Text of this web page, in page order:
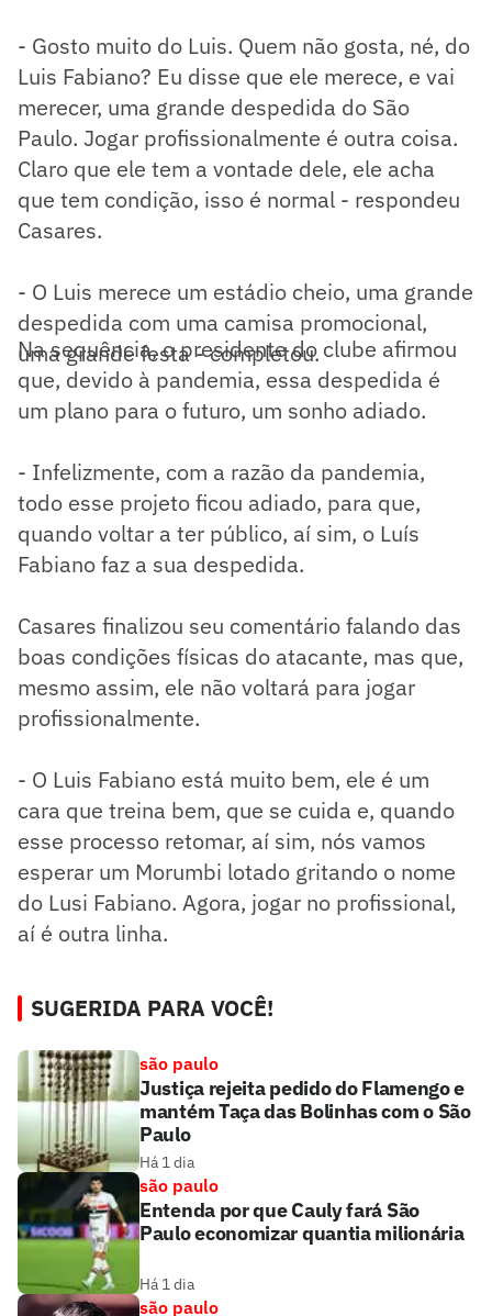
- Gosto muito do Luis. Quem não gosta, né, do
Luis Fabiano? Eu disse que ele merece, e vai
merecer, uma grande despedida do São
Paulo. Jogar profissionalmente é outra coisa.
Claro que ele tem a vontade dele, ele acha
que tem condição, isso é normal - respondeu
Casares.
- O Luis merece um estádio cheio, uma grande
despedida com uma camisa promocional,
uma grande festa - completou.
Na sequência, o presidente do clube afirmou
que, devido à pandemia, essa despedida é
um plano para o futuro, um sonho adiado.
- Infelizmente, com a razão da pandemia,
todo esse projeto ficou adiado, para que,
quando voltar a ter público, aí sim, o Luís
Fabiano faz a sua despedida.
Casares finalizou seu comentário falando das
boas condições físicas do atacante, mas que,
mesmo assim, ele não voltará para jogar
profissionalmente.
- O Luis Fabiano está muito bem, ele é um
cara que treina bem, que se cuida e, quando
esse processo retomar, aí sim, nós vamos
esperar um Morumbi lotado gritando o nome
do Lusi Fabiano. Agora, jogar no profissional,
aí é outra linha.
SUGERIDA PARA VOCÊ!
são paulo
Justiça rejeita pedido do Flamengo e
mantém Taça das Bolinhas com o São
Paulo
Há 1 dia
são paulo
Entenda por que Cauly fará São
Paulo economizar quantia milionária
Há 1 dia
são paulo